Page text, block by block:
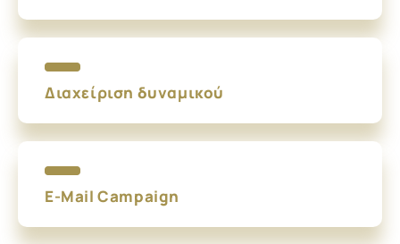
Διαχείριση δυναμικού
E-Mail Campaign